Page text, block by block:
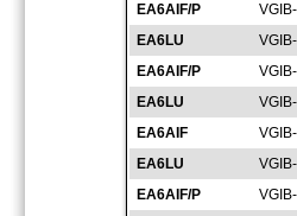
EA6AIF/P
EA6LU
EA6AIF/P
EA6LU
EA6AIF
EA6LU
EA6AIF/P